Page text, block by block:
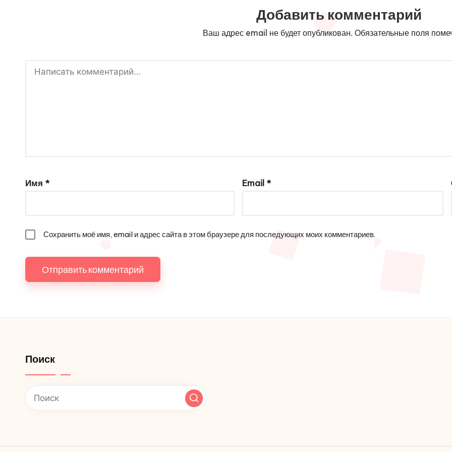
Добавить комментарий
Ваш адрес email не будет опубликован. Обязательные поля
Имя * Email *
Сохранить моё имя, email и адрес сайта в этом браузере для последующих моих комментариев.
Поиск